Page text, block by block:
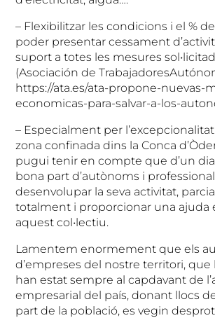
– Flexibilitzar les condicions i el %
poder presentar cessament
suport a totes les mesures
(Asociación de
https://ata.es/ata-propone-nuevas-
economicas-para-salvar-a-los-
– Especialment per
zona confinada dins la Conca
pugui tenir en compte que d’un dia
bona part d’autònoms i
desenvolupar la seva activitat,
totalment i proporcionar una ajuda
aquest col•lectiu.
Lamentem enormement que els
d’empreses del nostre territori, que
han estat sempre al capdavant de
empresarial del país, donant llocs
part de la població, es vegin